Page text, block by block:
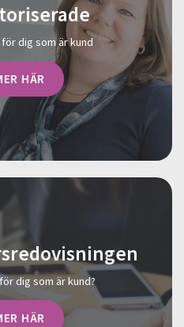
dig som är kund
HÄR
dig som är kund?
HÄR